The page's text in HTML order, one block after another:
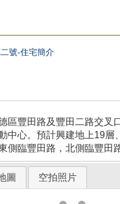
號-住宅簡介
區豐田路及豐田二路交
中心。預計興建地上19層
側臨豐田路，北側臨豐田
圖 空拍照片